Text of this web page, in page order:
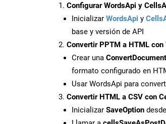
Configurar WordsApi y
Inicializar WordsApi y
base y versión de API
Convertir PPTM a HTML con
Crear una
formato configurado en
Usar WordsApi para
Convertir HTML a CSV con
Inicializar SaveOption